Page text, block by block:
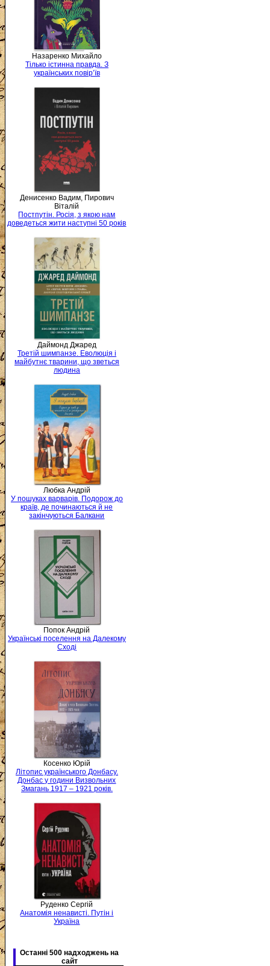
Назаренко Михайло
Тілько істинна правда. З
українських повір’їв
Денисенко Вадим, Пирович
Віталій
Постпутін. Росія, з якою нам
доведеться жити наступні 50 років
Даймонд Джаред
Третій шимпанзе. Еволюція і
майбутнє тварини, що зветься
людина
Любка Андрій
У пошуках варварів. Подорож до
країв, де починаються й не
закінчуються Балкани
Попок Андрій
Українські поселення на Далекому
Сході
Косенко Юрій
Літопис українського Донбасу.
Донбас у години Визвольних
Змагань 1917 – 1921 років.
Руденко Сергій
Анатомія ненависті. Путін і
Україна
Останні 500 надходжень на
сайт